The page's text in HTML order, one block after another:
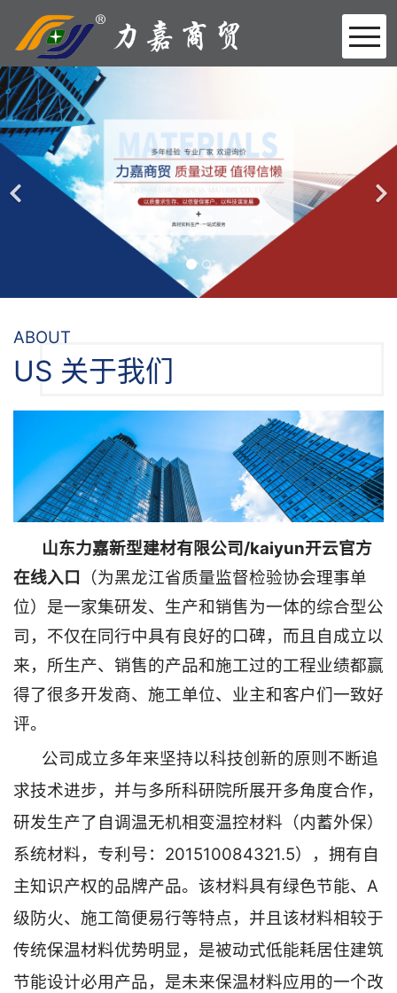
首页
企业简介
kaiyun开云官方在线入口
施工案例
开云（中国）
ABOUT
US 关于我们
山东力嘉新型建材有限公司/kaiyun开云官方
在线入口 （为黑龙江省质量监督检验协会理事单
位）是一家集研发、生产和销售为一体的综合型公
司，不仅在同行中具有良好的口碑，而且自成立以
来，所生产、销售的产品和施工过的工程业绩都赢
得了很多开发商、施工单位、业主和客户们一致好
评。
公司成立多年来坚持以科技创新的原则不断追
求技术进步，并与多所科研院所展开多角度合作，
研发生产了自调温无机相变温控材料（内蓄外保）
系统材料，专利号：201510084321.5），拥有自
主知识产权的品牌产品。该材料具有绿色节能、A
级防火、施工简便易行等特点，并且该材料相较于
传统保温材料优势明显，是被动式低能耗居住建筑
节能设计必用产品，是未来保温材料应用的一个改